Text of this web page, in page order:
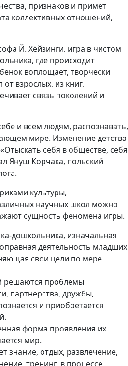
признаков и примет
коллективных отношений,
Й. Хёйзинги, игра в чистом
где происходит
воплощает, творчески
взрослых, из книг,
связь поколений и
и всем людям, распознавать,
мире. Изменение детства
себя в обществе, себя
Януш Корчака, польский
культуры,
научных школ можно
сущность феномена игры.
дошкольника, изначальная
деятельность младших
свои цели по мере
решаются проблемы
партнерства, дружбы,
и приобретается
форма проявления их
мир.
знание, отдых, развлечение,
тренинг, в процессе